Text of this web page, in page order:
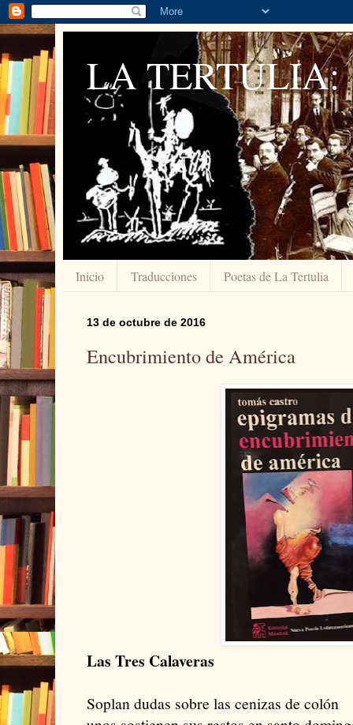
LA TERTULIA:
Inicio Traducciones Poetas de La Tertulia
13 de octubre de 2016
Encubrimiento de América
Las Tres Calaveras
Soplan dudas sobre las cenizas de colón